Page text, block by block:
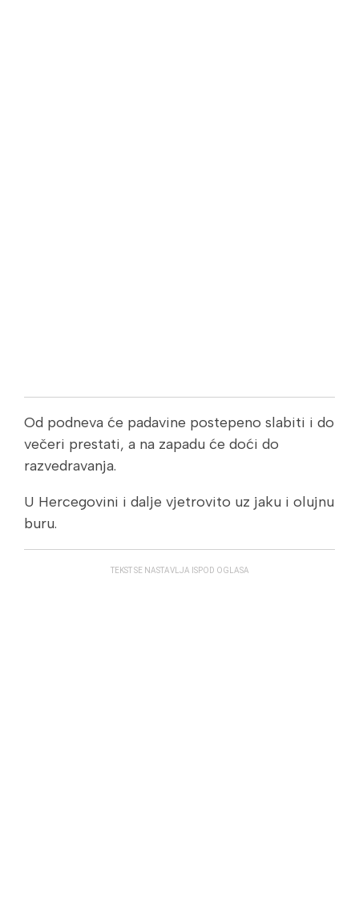
Od podneva će padavine postepeno slabiti i do
večeri prestati, a na zapadu će doći do
razvedravanja.
U Hercegovini i dalje vjetrovito uz jaku i olujnu
buru.
TEKST SE NASTAVLJA ISPOD OGLASA